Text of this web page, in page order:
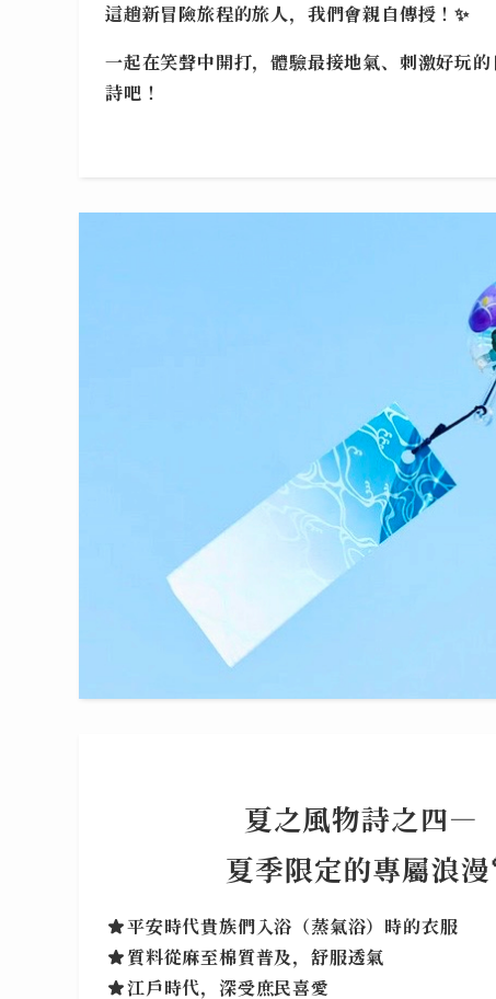
這趟新冒險旅程的旅人，我們會親自傳授！✨
一起在笑聲中開打，體驗最接地氣、刺激好玩
詩吧！
夏之風物詩之四—
夏季限定的專屬浪漫
平安時代貴族們入浴（蒸氣浴）時的衣服
質料從麻至棉質普及，舒服透氣
江戶時代，深受庶民喜愛